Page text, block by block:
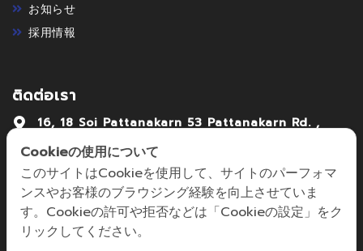
お知らせ
採用情報
ติดต่อเรา
16, 18 Soi Pattanakarn 53 Pattanakarn Rd. ,
02-7222992-4
focus@focusmechanic.co.th,
sales@focusmechanic.co.th
Cookieの使用について
このサイトはCookieを使用して、サイトのパーフォマ
ンスやお客様のブラウジング経験を向上させていま
す。Cookieの許可や拒否などは「Cookieの設定」をク
リックしてください。